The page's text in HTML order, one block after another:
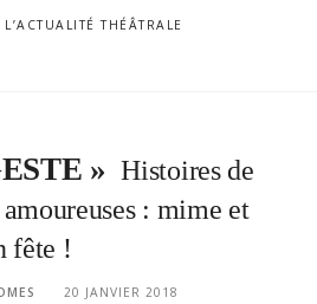
THÉÂTRALE
» Histoires de
amoureuses : mime et
fête !
20 JANVIER 2018